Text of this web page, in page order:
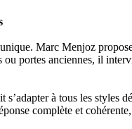
Marc Menjoz
portes anciennes, il
s’adapter à tous les
complète et